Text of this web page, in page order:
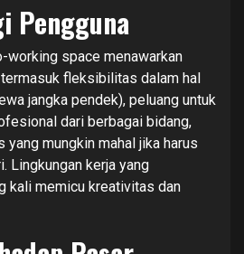
Pengguna
working space menawarkan
fleksibilitas dalam hal
jangka pendek), peluang untuk
dari berbagai bidang,
mungkin mahal jika harus
Lingkungan kerja yang
kali memicu kreativitas dan